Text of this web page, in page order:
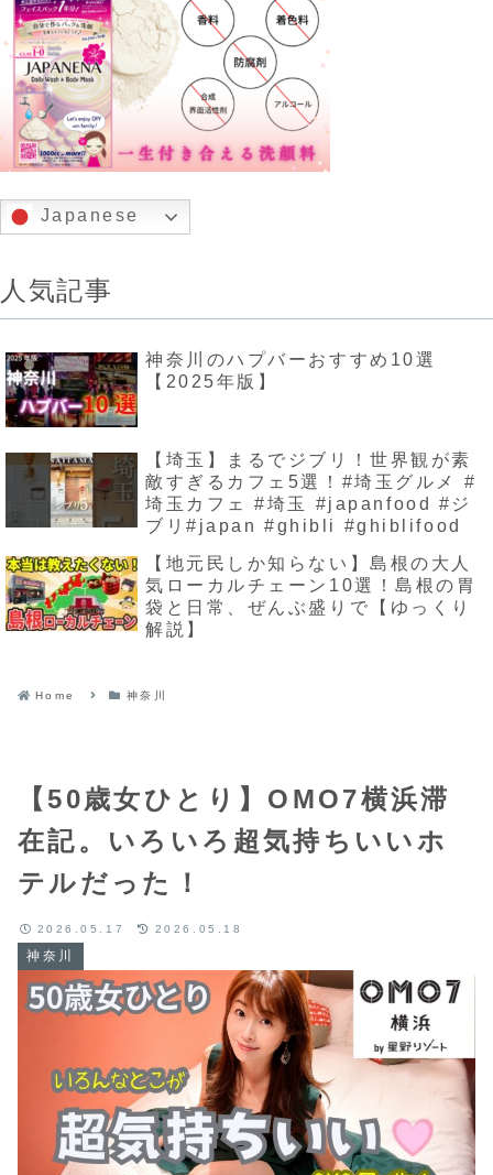
Japanese
人気記事
神奈川のハプバーおすすめ10選
【2025年版】
【埼玉】まるでジブリ！世界観が素
敵すぎるカフェ5選！#埼玉グルメ #
埼玉カフェ #埼玉 #japanfood #ジ
ブリ#japan #ghibli #ghiblifood
【地元民しか知らない】島根の大人
気ローカルチェーン10選！島根の胃
袋と日常、ぜんぶ盛りで【ゆっくり
解説】
Home 神奈川
【50歳女ひとり】OMO7横浜滞
在記。いろいろ超気持ちいいホ
テルだった！
神奈川
2026.05.17 2026.05.18